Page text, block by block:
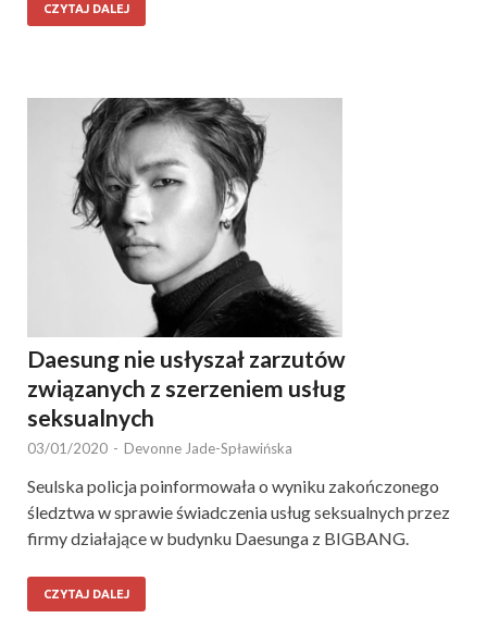
CZYTAJ DALEJ
Daesung nie usłyszał zarzutów
związanych z szerzeniem usług
seksualnych
03/01/2020 - Devonne Jade-Spławińska
Seulska policja poinformowała o wyniku zakończonego
śledztwa w sprawie świadczenia usług seksualnych przez
firmy działające w budynku Daesunga z BIGBANG.
CZYTAJ DALEJ